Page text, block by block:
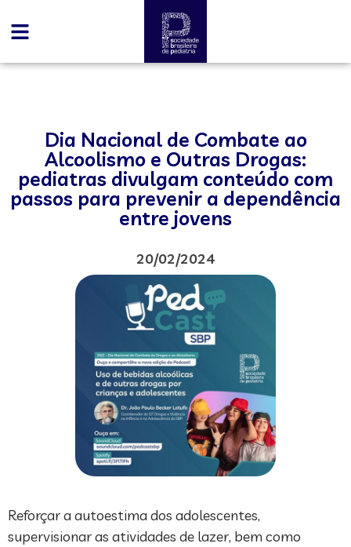
Dia Nacional de Combate ao
Alcoolismo e Outras Drogas:
pediatras divulgam conteúdo com
passos para prevenir a dependência
entre jovens
20/02/2024
Reforçar a autoestima dos adolescentes,
supervisionar as atividades de lazer, bem como